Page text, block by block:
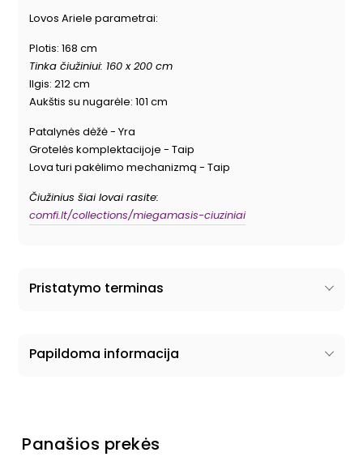
Lovos Ariele parametrai:
Plotis: 168 cm
Tinka čiužiniui: 160 x 200 cm
Ilgis: 212 cm
Aukštis su nugarėle: 101 cm
Patalynės dėžė - Yra
Grotelės komplektacijoje - Taip
Lova turi pakėlimo mechanizmą - Taip
Čiužinius šiai lovai rasite:
comfi.lt/collections/miegamasis-ciuziniai
Pristatymo terminas
Papildoma informacija
Panašios prekės